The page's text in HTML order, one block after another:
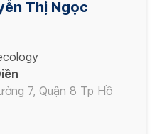
Thị Ngọc
7, Quận 8 Tp Hồ